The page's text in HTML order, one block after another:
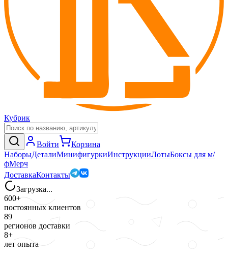
Кубрик
Войти
Корзина
НаборыДеталиМинифигуркиИнструкцииЛотыБоксы для м/
фМерч
ДоставкаКонтакты
Загрузка...
600+
постоянных клиентов
89
регионов доставки
8+
лет опыта